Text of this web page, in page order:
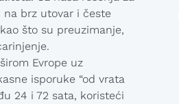
brz utovar i česte
što su preuzimanje,
Evrope uz
isporuke “od vrata
24 i 72 sata, koristeći